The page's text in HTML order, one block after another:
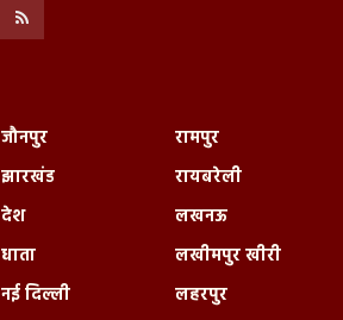
जौनपुर
झारखंड
देश
धाता
नई दिल्ली
रामपुर
रायबरेली
लखनऊ
लखीमपुर खीरी
लहरपुर